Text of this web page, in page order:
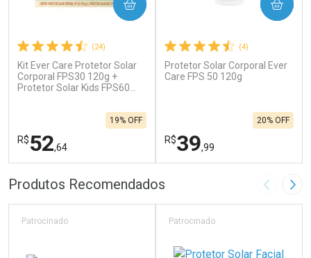
(24)
Kit Ever Care Protetor Solar
Corporal FPS30 120g +
Protetor Solar Kids FPS60
R$52,64
19% OFF
COMPRAR
FECHAR
Laboratório
FECHAR
Por Menos
(4)
Protetor Solar Corporal Ever
Care FPS 50 120g
R$39,99
20% OFF
COMPRAR
Laboratório
Por Menos
Produtos Recomendados Imagem
Patrocinado Patrocinado